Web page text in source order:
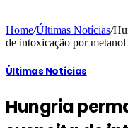
Home/Últimas Notícias/
de intoxicação por metanol
Últimas Notícias
Hungria